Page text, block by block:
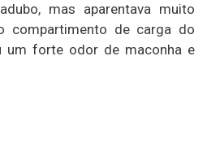
mas aparentava muito
compartimento de carga do
um forte odor de maconha e